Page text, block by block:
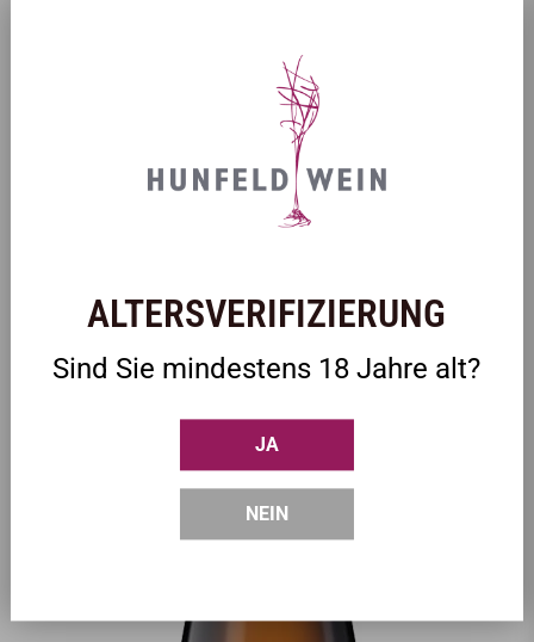
ZULETZT ANGESEHEN
ALTERSVERIFIZIERUNG
Sind Sie mindestens 18 Jahre alt?
JA
NEIN